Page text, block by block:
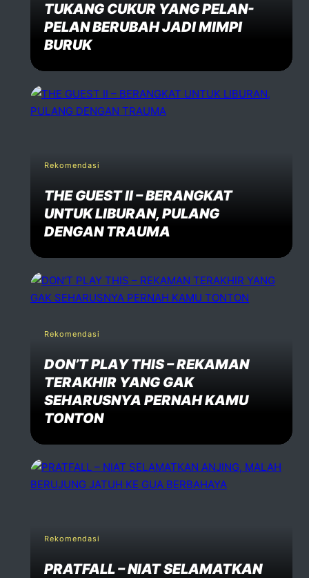
TUKANG CUKUR YANG PELAN-
PELAN BERUBAH JADI MIMPI
BURUK
Rekomendasi
THE GUEST II – BERANGKAT
UNTUK LIBURAN, PULANG
DENGAN TRAUMA
Rekomendasi
DON’T PLAY THIS – REKAMAN
TERAKHIR YANG GAK
SEHARUSNYA PERNAH KAMU
TONTON
Rekomendasi
PRATFALL – NIAT SELAMATKAN